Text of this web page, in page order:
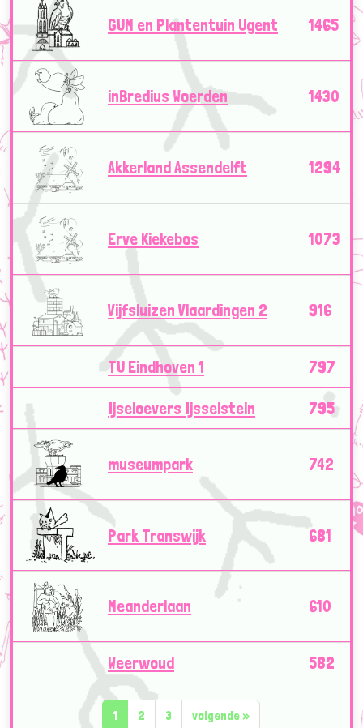
GUM en Plantentuin Ugent 1465
inBredius Woerden 1430
Akkerland Assendelft 1294
Erve Kiekebos 1073
Vijfsluizen Vlaardingen 2 916
TU Eindhoven 1 797
Ijseloevers Ijsselstein 795
museumpark 742
Park Transwijk 681
Meanderlaan 610
Weerwoud 582
1 2 3 volgende»